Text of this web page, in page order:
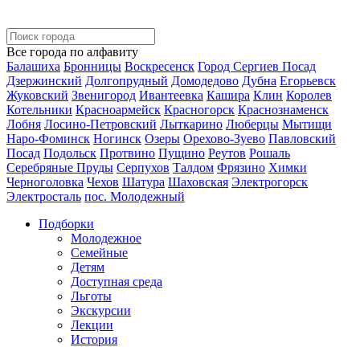
Все города по алфавиту
Балашиха Бронницы Воскресенск Город Сергиев Посад
Дзержинский Долгопрудный Домодедово Дубна Егорьевск
Жуковский Звенигород Ивантеевка Кашира Клин Королев
Котельники Красноармейск Красногорск Краснознаменск
Лобня Лосино-Петровский Лыткарино Люберцы Мытищи
Наро-Фоминск Ногинск Озеры Орехово-Зуево Павловский
Посад Подольск Протвино Пущино Реутов Рошаль
Серебряные Пруды Серпухов Талдом Фрязино Химки
Черноголовка Чехов Шатура Шаховская Электрогорск
Электросталь пос. Молодежный
Подборки
Молодежное
Семейные
Детям
Доступная среда
Льготы
Экскурсии
Лекции
История